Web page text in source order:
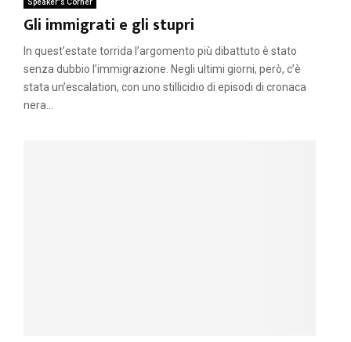
Speaker's Corner
Gli immigrati e gli stupri
In quest’estate torrida l’argomento più dibattuto è stato
senza dubbio l’immigrazione. Negli ultimi giorni, però, c’è
stata un’escalation, con uno stillicidio di episodi di cronaca
nera...